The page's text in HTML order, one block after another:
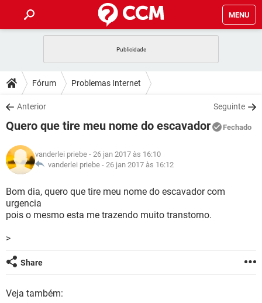
MENU
CELULAR FACEBOOK
OUTLOOK
INSTAGRAM GMAIL
GUIA DE COMPRAS
DICAS
JOGOS WHATSAPP
INSTAGRAM GMAIL
GUIA DE COMPRAS
DOWNLOADS
JOGOS WHATSAPP
CELULAR
OUTLOOK EXCEL
INSTAGRAM GMAIL
GUIA DE COMPRAS
FÓRUM
JOGOS WHATSAPP
CELULAR
OUTLOOK EXCEL
INSTAGRAM GMAIL
GLOSSÁRIO
JOGOS WHATSAPP
CELULAR
GUIA DE COMPRAS
Fórum Problemas Internet
Anterior Seguinte
Quero que tire meu nome do escavador Fechado
vanderlei priebe - 26 jan 2017 às 16:10
vanderlei priebe - 26 jan 2017 às 16:12
Bom dia, quero que tire meu nome do escavador com
urgencia
pois o mesmo esta me trazendo muito transtorno.
>
Share
Veja também: